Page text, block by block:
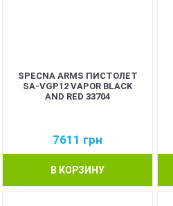
SPECNA ARMS ПИСТОЛЕТ
SA-VGP12 VAPOR BLACK
AND RED 33704
7611 грн
В КОРЗИНУ